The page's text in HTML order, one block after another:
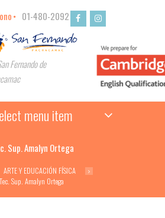
01-480-2092
Fernando de
menu item
Sup. Amalyn Ortega
ARTE Y EDUCACIÓN FÍSICA
Tec. Sup. Amalyn Ortega